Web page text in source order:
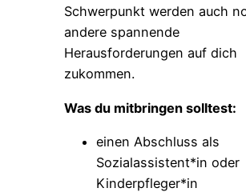
Schwerpunkt werden auch
andere spannende
Herausforderungen auf dich
zukommen.
Was du mitbringen solltest:
einen Abschluss als
Sozialassistent*in oder
Kinderpfleger*in